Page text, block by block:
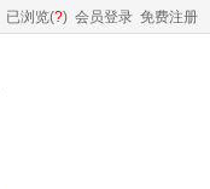
已浏览(?) 会员登录 免费注册